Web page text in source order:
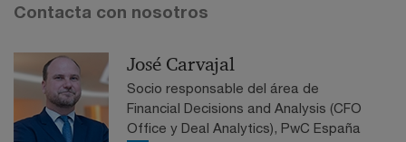
Contacta con nosotros
José Carvajal
Socio responsable del área de
Financial Decisions and Analysis (CFO
Office y Deal Analytics), PwC España